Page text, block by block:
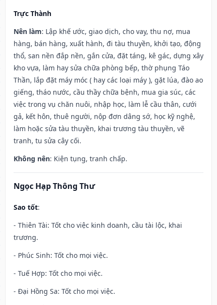
Trực Thành
Nên làm: Lập khế ước, giao dịch, cho vay, thu nợ, mua
hàng, bán hàng, xuất hành, đi tàu thuyền, khởi tạo, động
thổ, san nền đắp nền, gắn cửa, đặt táng, kê gác, dựng xây
kho vựa, làm hay sửa chữa phòng bếp, thờ phụng Táo
Thần, lắp đặt máy móc ( hay các loại máy ), gặt lúa, đào ao
giếng, tháo nước, cầu thầy chữa bệnh, mua gia súc, các
việc trong vụ chăn nuôi, nhập học, làm lễ cầu thân, cưới
gả, kết hôn, thuê người, nộp đơn dâng sớ, học kỹ nghệ,
làm hoặc sửa tàu thuyền, khai trương tàu thuyền, vẽ
tranh, tu sửa cây cối.
Không nên: Kiện tụng, tranh chấp.
Ngọc Hạp Thông Thư
Sao tốt:
- Thiên Tài: Tốt cho việc kinh doanh, cầu tài lộc, khai
trương.
- Phúc Sinh: Tốt cho mọi việc.
- Tuế Hợp: Tốt cho mọi việc.
- Đại Hồng Sa: Tốt cho mọi việc.